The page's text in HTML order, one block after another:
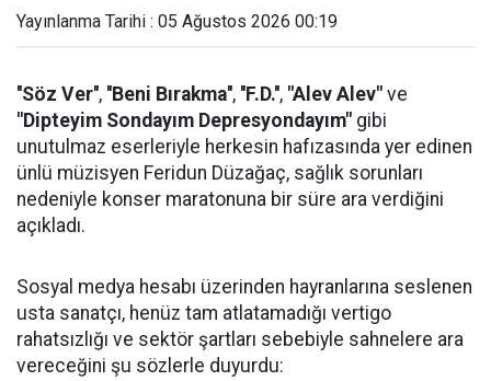
Yayınlanma Tarihi : 05 Ağustos 2026 00:19
''Söz Ver'', ''Beni Bırakma'', ''F.D.'', "Alev Alev" ve
"Dipteyim Sondayım Depresyondayım" gibi
unutulmaz eserleriyle herkesin hafızasında yer edinen
ünlü müzisyen Feridun Düzağaç, sağlık sorunları
nedeniyle konser maratonuna bir süre ara verdiğini
açıkladı.
Sosyal medya hesabı üzerinden hayranlarına seslenen
usta sanatçı, henüz tam atlatamadığı vertigo
rahatsızlığı ve sektör şartları sebebiyle sahnelere ara
vereceğini şu sözlerle duyurdu: